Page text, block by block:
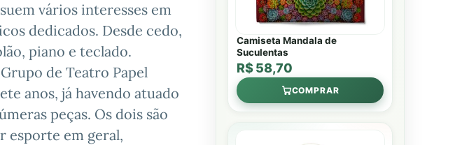
vários interesses em
dedicados. Desde cedo,
piano e teclado.
de Teatro Papel
anos, já havendo atuado
peças. Os dois são
esporte em geral,
Camiseta Mandala de
Suculentas
R$ 58,70
COMPRAR